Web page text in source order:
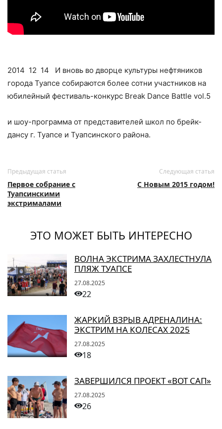
2014 12 14 И вновь во дворце культуры нефтяников
города Туапсе собираются более сотни участников на
юбилейный фестиваль-конкурс Break Dance Battle vol.5
и шоу-программа от представителей школ по брейк-
дансу г. Туапсе и Туапсинского района.
Предыдущая статья
Первое собрание с
Туапсинскими
экстрималами
Следующая статья
С Новым 2015 годом!
ЭТО МОЖЕТ БЫТЬ ИНТЕРЕСНО
ВОЛНА ЭКСТРИМА ЗАХЛЕСТНУЛА
ПЛЯЖ ТУАПСЕ
27.08.2025
22
ЖАРКИЙ ВЗРЫВ АДРЕНАЛИНА:
ЭКСТРИМ НА КОЛЕСАХ 2025
27.08.2025
18
ЗАВЕРШИЛСЯ ПРОЕКТ «ВОТ САП»
27.08.2025
26